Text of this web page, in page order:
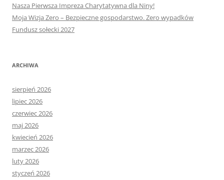
Nasza Pierwsza Impreza Charytatywna dla Niny!
Moja Wizja Zero – Bezpieczne gospodarstwo. Zero wypadków
Fundusz sołecki 2027
ARCHIWA
sierpień 2026
lipiec 2026
czerwiec 2026
maj 2026
kwiecień 2026
marzec 2026
luty 2026
styczeń 2026